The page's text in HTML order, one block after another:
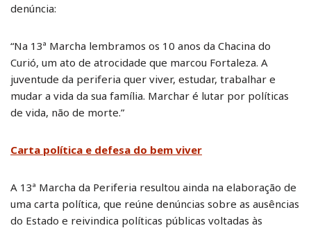
denúncia:
“Na 13ª Marcha lembramos os 10 anos da Chacina do
Curió, um ato de atrocidade que marcou Fortaleza. A
juventude da periferia quer viver, estudar, trabalhar e
mudar a vida da sua família. Marchar é lutar por políticas
de vida, não de morte.”
Carta política e defesa do bem viver
A 13ª Marcha da Periferia resultou ainda na elaboração de
uma carta política, que reúne denúncias sobre as ausências
do Estado e reivindica políticas públicas voltadas às